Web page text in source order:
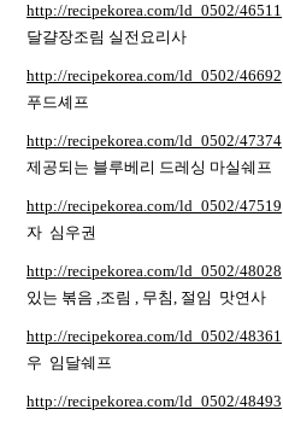
http://recipekorea.com/ld_0502/46511
달걀장조림 실전요리사
http://recipekorea.com/ld_0502/46692
푸드셰프
http://recipekorea.com/ld_0502/47374
제공되는 블루베리 드레싱 마실쉐프
http://recipekorea.com/ld_0502/47519
자 심우권
http://recipekorea.com/ld_0502/48028
있는 볶음 ,조림 , 무침, 절임 맛연사
http://recipekorea.com/ld_0502/48361
우 임달쉐프
http://recipekorea.com/ld_0502/48493